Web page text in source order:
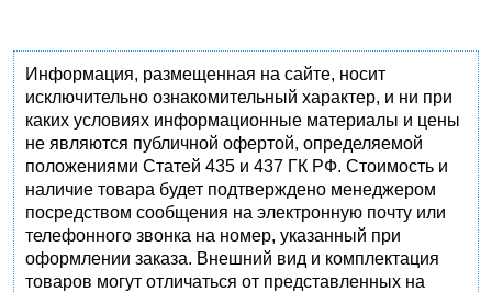
Информация, размещенная на сайте, носит
исключительно ознакомительный характер, и ни при
каких условиях информационные материалы и цены
не являются публичной офертой, определяемой
положениями Статей 435 и 437 ГК РФ. Стоимость и
наличие товара будет подтверждено менеджером
посредством сообщения на электронную почту или
телефонного звонка на номер, указанный при
оформлении заказа. Внешний вид и комплектация
товаров могут отличаться от представленных на